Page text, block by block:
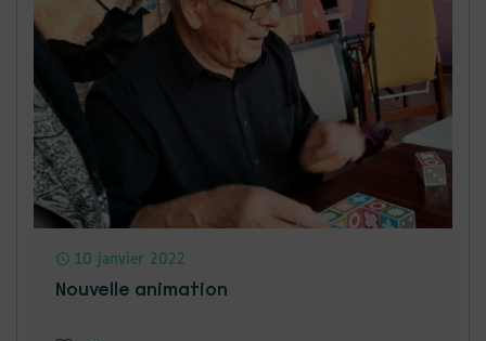
10 janvier 2022
Nouvelle animation